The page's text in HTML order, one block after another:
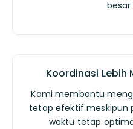
Koordinasi Lebih
Kami membantu
tetap efektif meskipun
waktu tetap